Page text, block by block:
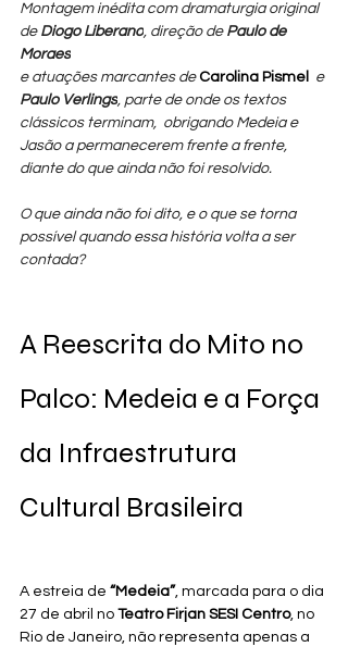
Montagem inédita com dramaturgia original
de Diogo Liberano, direção de Paulo de
Moraes
e atuações marcantes de Carolina Pismel
e
Paulo Verlings, parte de onde os textos
clássicos terminam,  obrigando Medeia e
Jasão a permanecerem frente a frente,
diante do que ainda não foi resolvido.
O que ainda não foi dito, e o que se torna
possível quando essa história volta a ser
contada?
A Reescrita do Mito no
Palco: Medeia e a Força
da Infraestrutura
Cultural Brasileira
A estreia de “Medeia”, marcada para o dia
27 de abril no Teatro Firjan SESI Centro, no
Rio de Janeiro, não representa apenas a